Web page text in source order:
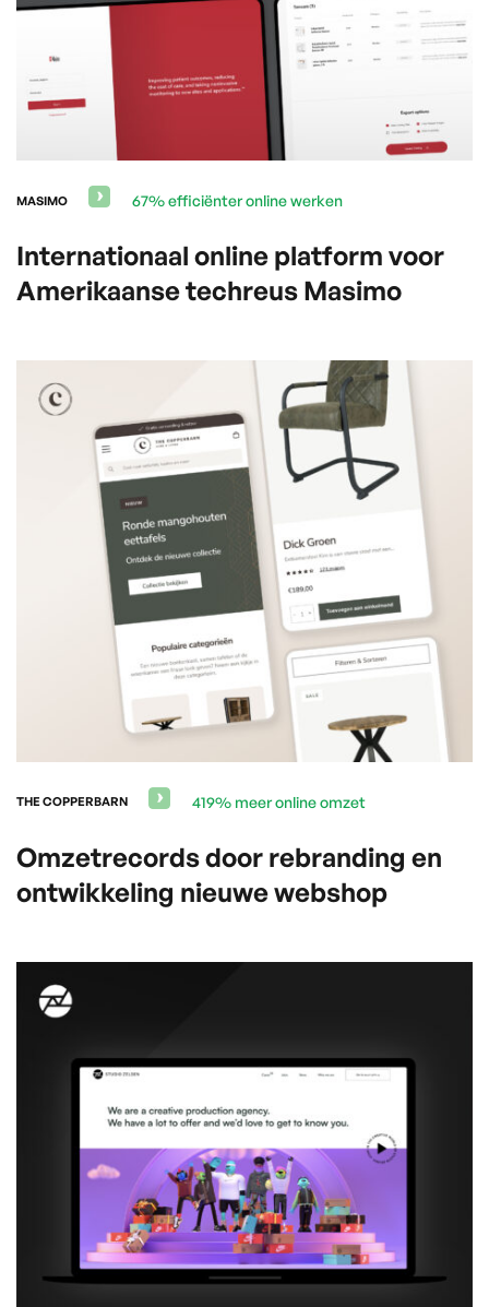
MASIMO 67% efficiënter online werken
Internationaal online platform voor
Amerikaanse techreus Masimo
THE COPPERBARN 419% meer online omzet
Omzetrecords door rebranding en
ontwikkeling nieuwe webshop